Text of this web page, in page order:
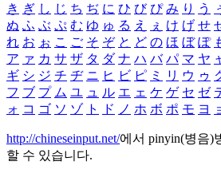
き ぎ し じ ち ぢ に ひ び ぴ み り う
ぬ ふ ぶ ぷ む ゆ ゅ る え ぇ け げ せ
れ お ぉ こ ご そ ぞ と ど の ほ ぼ ぽ
ア ァ カ サ ザ タ ダ ナ ハ バ パ マ ヤ
ギ シ ジ チ ヂ ニ ヒ ビ ピ ミ リ ウ ゥ
フ ブ プ ム ユ ュ ル エ ェ ケ ゲ セ ゼ
ォ コ ゴ ソ ゾ ト ド ノ ホ ボ ポ モ ヨ
http://chineseinput.net/에서 pinyin(병음)
할 수 있습니다.